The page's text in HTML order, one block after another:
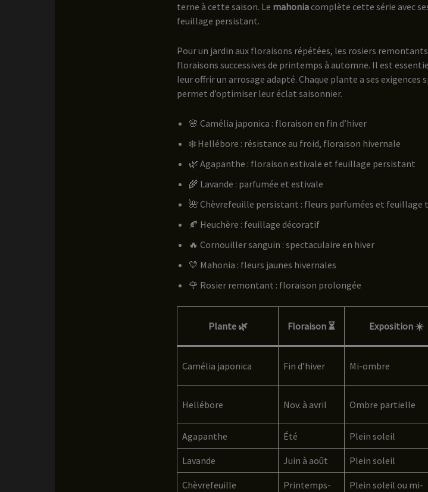
terne à cette saison. Le mahoniacomplète cette série avec
feuillage persistant.
Pour un jardin aux floraisons répétées, les rosiers
floraisons successives de printemps à automne. Il est
leur offrir un arrosage adapté. Chaque plante a ses exigences
permet d’optimiser leur éclat saisonnier.
🌸 Camélia japonica : floraison en fin d’hiver
❄️ Hellébore : résistance au froid, floraison hivernale
🌿 Agapanthe : floraison estivale et feuillage persistant
🌾 Lavande : parfumée et estivale
🌺 Chèvrefeuille persistant : fleurs parfumées et feuillage
🍂 Heuchère : feuillage décoratif
🔥 Cornouiller sanguin : spectaculaire en hiver
💛 Mahonia : fleurs jaunes hivernales
🌹 Rosier remontant : floraison prolongée
Plante 🌿 Floraison ⏳ Exposition ☀️
Camélia japonica Fin d’hiver Mi-ombre
Hellébore Nov. à avril Ombre partielle
Agapanthe Été Plein soleil
Lavande Juin à août Plein soleil
Chèvrefeuille
Printemps-
Plein soleil ou mi-